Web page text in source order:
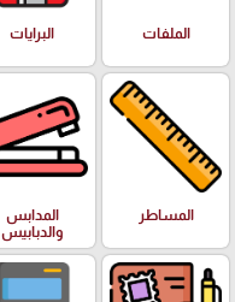
الملفات البرايات
المساطر
المدابس
والدبابيس